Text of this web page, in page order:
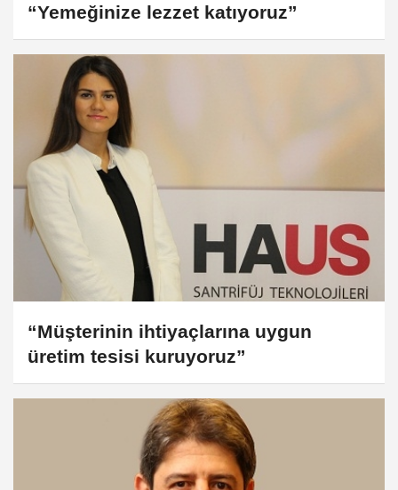
“Yemeğinize lezzet katıyoruz”
“Müşterinin ihtiyaçlarına uygun
üretim tesisi kuruyoruz”